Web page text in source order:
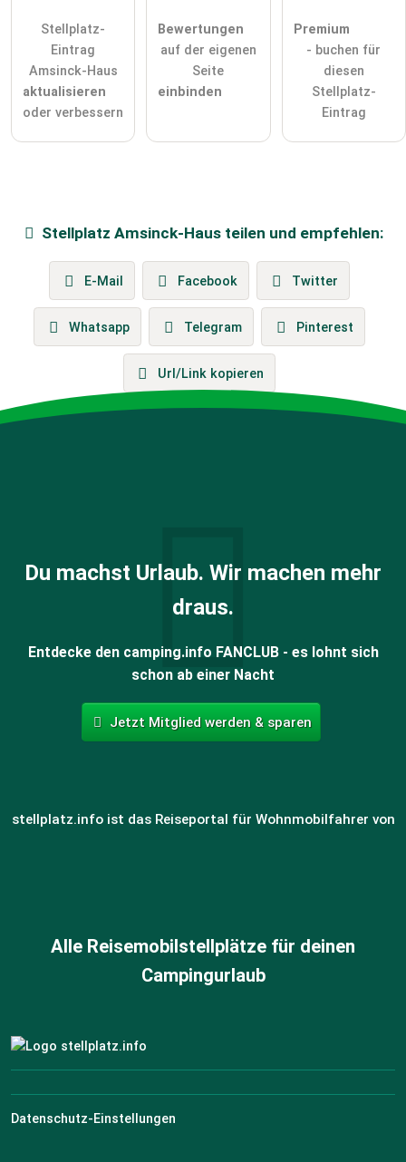
Stellplatz-
Eintrag
Amsinck-Haus
aktualisieren
oder verbessern
Bewertungen
auf der eigenen
Seite
einbinden
Premium
- buchen für
diesen
Stellplatz-
Eintrag
StellplatzAmsinck-Haus teilen und empfehlen:
E-Mail Facebook Twitter
Whatsapp Telegram Pinterest
Url/Link kopieren
Du machst Urlaub. Wir machen mehr
draus.
Entdecke den camping.info FANCLUB - es lohnt sich
schon ab einer Nacht
Jetzt Mitglied werden & sparen
stellplatz.info ist das Reiseportal für Wohnmobilfahrer von
Alle Reisemobilstellplätze für deinen
Campingurlaub
Datenschutz-Einstellungen